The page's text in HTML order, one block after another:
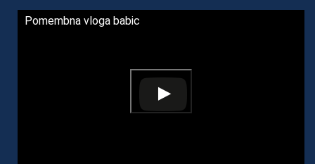
Pomembna vloga babic